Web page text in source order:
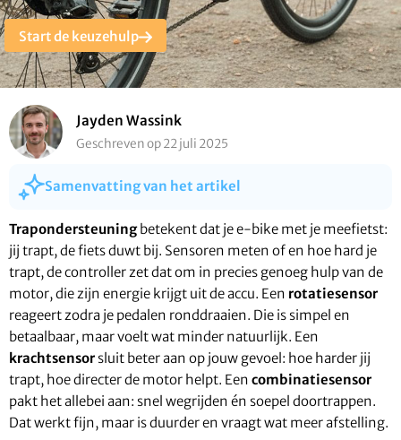
Start de keuzehulp
Jayden Wassink
Geschreven op 22 juli 2025
Samenvatting van het artikel
Trapondersteuningbetekent dat je e-bike met je meefietst:
jij trapt, de fiets duwt bij. Sensoren meten of en hoe hard je
trapt, de controller zet dat om in precies genoeg hulp van de
motor, die zijn energie krijgt uit de accu. Een rotatiesensor
reageert zodra je pedalen ronddraaien. Die is simpel en
betaalbaar, maar voelt wat minder natuurlijk. Een
krachtsensor sluit beter aan op jouw gevoel: hoe harder jij
trapt, hoe directer de motor helpt. Een combinatiesensor
pakt het allebei aan: snel wegrijden én soepel doortrappen.
Dat werkt fijn, maar is duurder en vraagt wat meer afstelling.